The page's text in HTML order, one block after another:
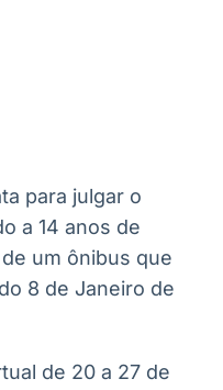
Em breve
para julgar o
a 14 anos de
um ônibus que
8 de Janeiro de
de 20 a 27 de